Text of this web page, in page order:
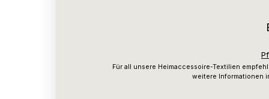
Für all unsere Heimaccessoire-Textilien
weitere Informationen